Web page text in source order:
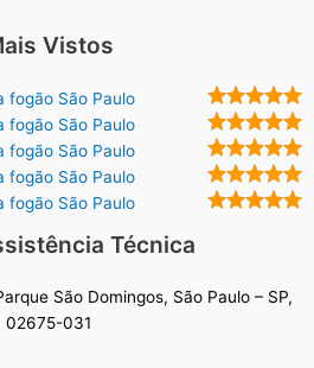
Vistos
fogão São Paulo
fogão São Paulo
fogão São Paulo
fogão São Paulo
fogão São Paulo
Técnica
São Domingos, São Paulo – SP,
02675-031